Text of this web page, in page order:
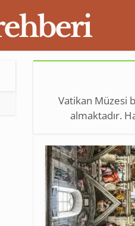
Vatikan Müzesi
almaktadır.